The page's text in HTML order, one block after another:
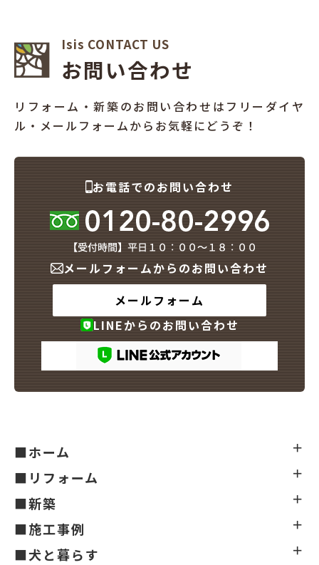
Isis CONTACT US
お問い合わせ
リフォーム・新築のお問い合わせはフリーダイヤ
ル・メールフォームからお気軽にどうぞ！
お電話でのお問い合わせ
メールフォームからのお問い合わせ
メールフォーム
LINEからのお問い合わせ
■ホーム
■リフォーム
■新築
■施工事例
■犬と暮らす